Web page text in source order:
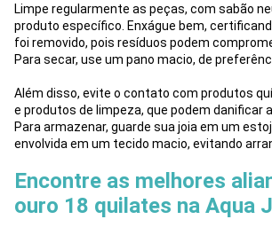
Limpe regularmente as peças, com sabão
produto específico. Enxágue bem,
foi removido, pois resíduos podem
Para secar, use um pano macio, de
Além disso, evite o contato com produtos
e produtos de limpeza, que podem danificar
Para armazenar, guarde sua joia em um
envolvida em um tecido macio, evitando
Encontre as melhores
ouro 18 quilates na Aqua